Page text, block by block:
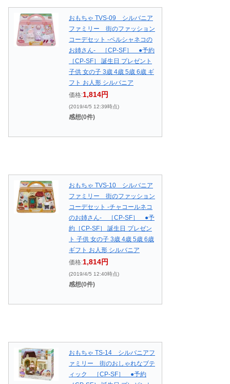
おもちゃ TVS-09 シルバニア
ファミリー 街のファッション
コーデセット -ペルシャネコの
お姉さん- ［CP-SF］ ●予約
［CP-SF］ 誕生日 プレゼント
子供 女の子 3歳 4歳 5歳 6歳 ギ
フト お人形 シルバニア
価格:1,814円
(2019/4/5 12:39時点)
感想(0件)
おもちゃ TVS-10 シルバニア
ファミリー 街のファッション
コーデセット -チャコールネコ
のお姉さん- ［CP-SF］ ●予
約［CP-SF］ 誕生日 プレゼン
ト 子供 女の子 3歳 4歳 5歳 6歳
ギフト お人形 シルバニア
価格:1,814円
(2019/4/5 12:40時点)
感想(0件)
おもちゃ TS-14 シルバニアフ
ァミリー 街のおしゃれなブテ
ィック ［CP-SF］ ●予約